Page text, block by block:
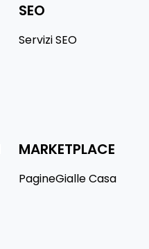
SEO
Servizi SEO
MARKETPLACE
PagineGialle Casa